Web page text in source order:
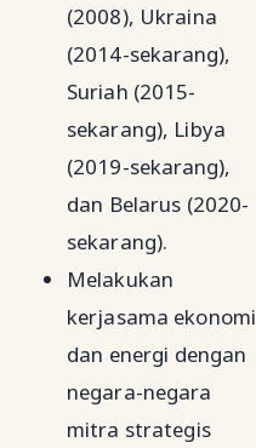
(2008), Ukraina
(2014-sekarang),
Suriah (2015-
sekarang), Libya
(2019-sekarang),
dan Belarus (2020-
sekarang).
Melakukan
kerjasama ekonomi
dan energi dengan
negara-negara
mitra strategis